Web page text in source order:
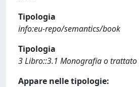
Tipologia
info:eu-repo/semantics/book
Tipologia
3 Libro::3.1 Monografia o trattato
Appare nelle tipologie: